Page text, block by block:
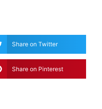
Share on Twitter
Share on Pinterest